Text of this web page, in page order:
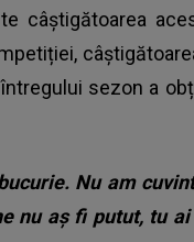
câștigătoarea
sezon a
Nu am
nu aș fi putut, tu